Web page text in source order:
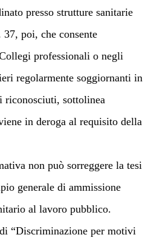
presso strutture sanitarie
poi, che consente
professionali o negli
regolarmente soggiornanti in
riconosciuti, sottolinea
in deroga al requisito della
non può sorreggere la tesi
generale di ammissione
al lavoro pubblico.
“Discriminazione per motivi